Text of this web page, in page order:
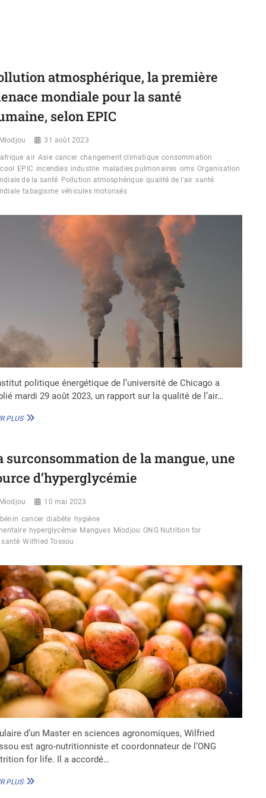
SUR
atmosphérique, la première
mondiale pour la santé
selon EPIC
Miodjou 31 août 2023
afrique air Asie cancer changement climatique consommation
EPIC incendies industrie maladies pulmonaires oms Organisation
de la santé Pollution atmosphérique qualité de l'air santé
tabagisme véhicules motorisés
politique énergétique de l’université de Chicago a
mardi 29 août 2023, un rapport sur la qualité de l’air…
PLUSPOLLUTION
MENACE
POUR
SANTÉ
SELON
EPIC
surconsommation de la mangue, une
d’hyperglycémie
Miodjou 10 mai 2023
bénin cancer diabète hygiène
hyperglycémie Mangues Miodjou ONG Nutrition for
santé Wilfried Tossou
d’un Master en sciences agronomiques, Wilfried
est agro-nutritionniste et coordonnateur de l’ONG
for life. Il a accordé…
PLUSLA